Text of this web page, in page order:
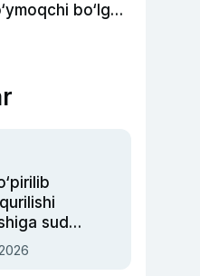
bo‘lgan
sud